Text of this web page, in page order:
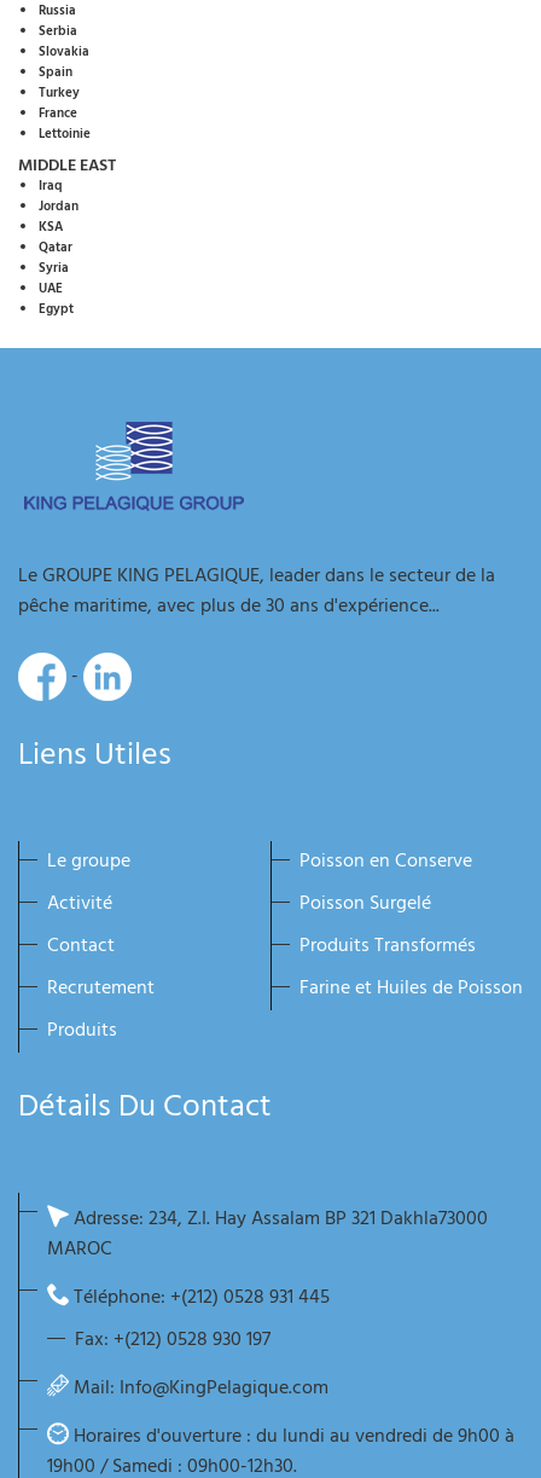
Russia
Serbia
Slovakia
Spain
Turkey
France
Lettoinie
MIDDLE EAST
Iraq
Jordan
KSA
Qatar
Syria
UAE
Egypt
Le GROUPE KING PELAGIQUE, leader dans le secteur de la
pêche maritime, avec plus de 30 ans d'expérience...
-
Liens Utiles
Le groupe
Activité
Contact
Recrutement
Produits
Poisson en Conserve
Poisson Surgelé
Produits Transformés
Farine et Huiles de Poisson
Détails Du Contact
Adresse: 234, Z.I. Hay Assalam BP 321 Dakhla73000
MAROC
Téléphone: +(212) 0528 931 445
Fax: +(212) 0528 930 197
Mail: Info@KingPelagique.com
Horaires d'ouverture : du lundi au vendredi de 9h00 à
19h00 / Samedi : 09h00-12h30.